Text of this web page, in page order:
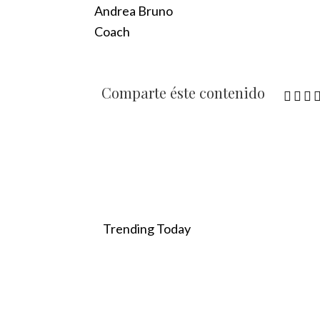
Andrea Bruno
Coach
Comparte éste contenido
Trending Today